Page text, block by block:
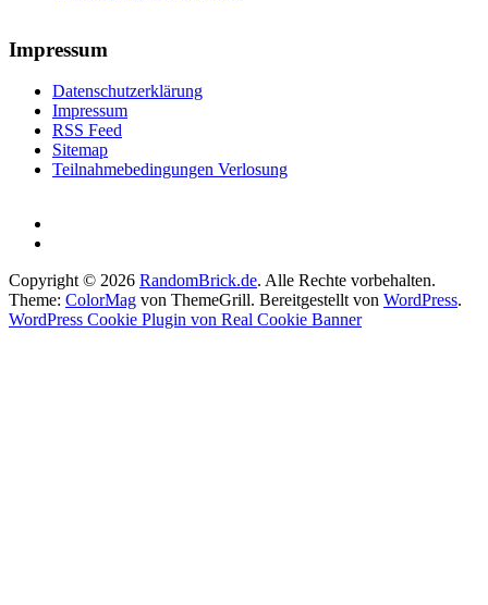
Impressum
Datenschutzerklärung
Impressum
RSS Feed
Sitemap
Teilnahmebedingungen Verlosung
Copyright © 2026 RandomBrick.de. Alle Rechte vorbehalten.
Theme: ColorMag von ThemeGrill. Bereitgestellt von WordPress.
WordPress Cookie Plugin von Real Cookie Banner